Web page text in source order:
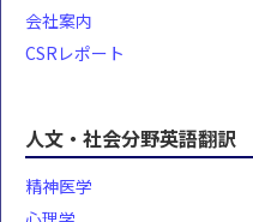
会社案内
CSRレポート
人文・社会分野英語翻訳
精神医学